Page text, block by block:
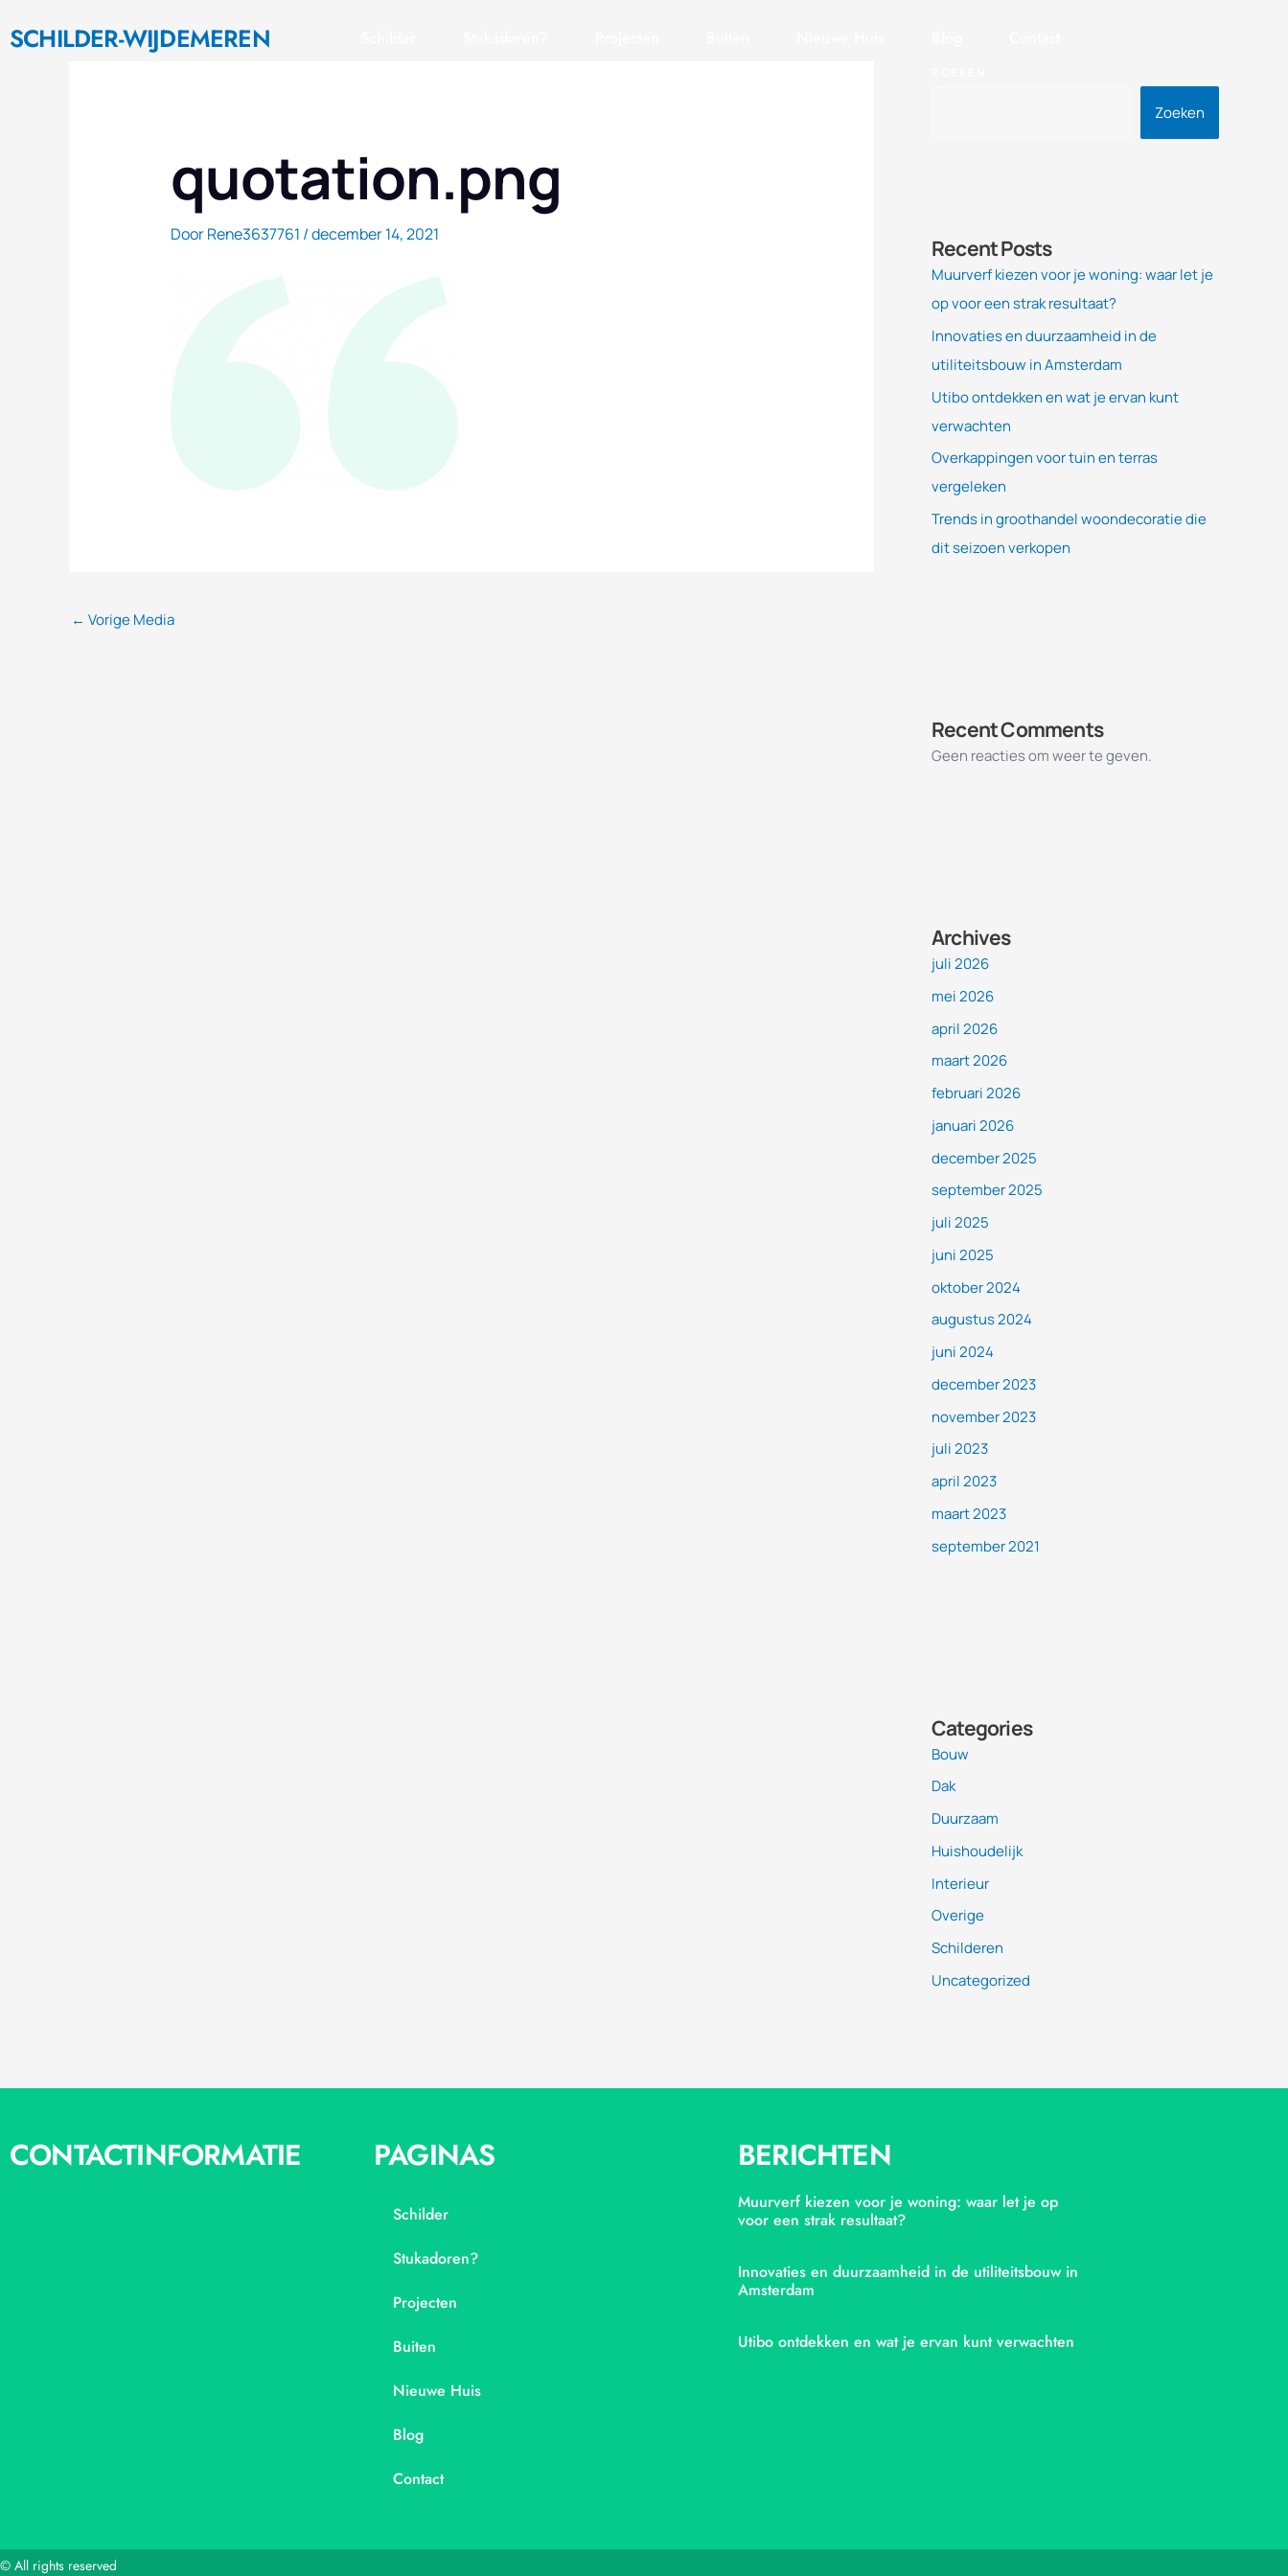
naar
SCHILDER-WIJDEMEREN
quotation.png
DoorRene3637761 /december 14, 2021
← Vorige Media
Zoeken
Recent Posts
Muurverf kiezen voor je woning: waar let je
op voor een strak resultaat?
Innovaties en duurzaamheid in de
utiliteitsbouw in Amsterdam
Utibo ontdekken en wat je ervan kunt
verwachten
Overkappingen voor tuin en terras
vergeleken
Trends in groothandel woondecoratie die
dit seizoen verkopen
Recent Comments
Geen reacties om weer te geven.
Archives
juli 2026
mei 2026
april 2026
maart 2026
februari 2026
januari 2026
december 2025
september 2025
juli 2025
juni 2025
oktober 2024
augustus 2024
juni 2024
december 2023
november 2023
juli 2023
april 2023
maart 2023
september 2021
Categories
Bouw
Dak
Duurzaam
Huishoudelijk
Interieur
Overige
Schilderen
Uncategorized
CONTACTINFORMATIE PAGINAS
Schilder
Stukadoren?
Projecten
Buiten
Nieuwe Huis
Blog
Contact
BERICHTEN
Muurverf kiezen voor je woning: waar let je op
voor een strak resultaat?
Innovaties en duurzaamheid in de utiliteitsbouw in
Amsterdam
Utibo ontdekken en wat je ervan kunt verwachten
© All rights reserved